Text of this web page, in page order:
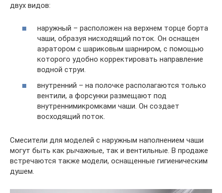
двух видов:
наружный – расположен на верхнем торце борта
чаши, образуя нисходящий поток. Он оснащен
аэратором с шариковым шарниром, с помощью
которого удобно корректировать направление
водной струи.
внутренний – на полочке располагаются только
вентили, а форсунки размещают под
внутреннимикромками чаши. Он создает
восходящий поток.
Смесители для моделей с наружным наполнением чаши
могут быть как рычажные, так и вентильные. В продаже
встречаются также модели, оснащенные гигиеническим
душем.